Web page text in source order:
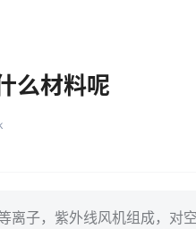
么材料呢
离子，紫外线风机组成，对